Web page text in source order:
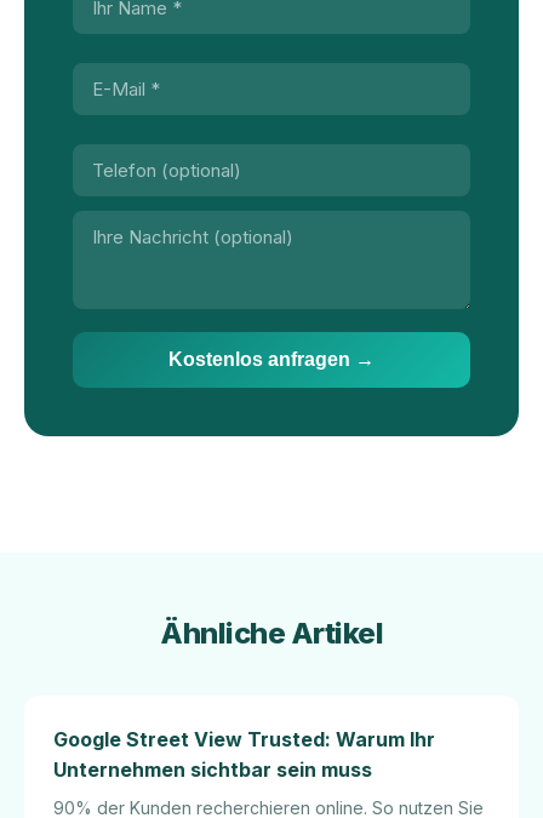
Kostenlos anfragen →
Ähnliche Artikel
Google Street View Trusted: Warum Ihr
Unternehmen sichtbar sein muss
90% der Kunden recherchieren online. So nutzen Sie